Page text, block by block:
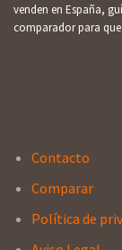
venden en España,
comparador para
Contacto
Comparar
Política de